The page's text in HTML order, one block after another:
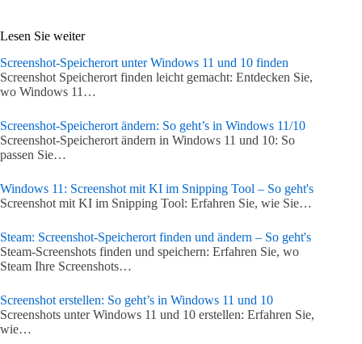
Lesen Sie weiter
Screenshot-Speicherort unter Windows 11 und 10 finden
Screenshot Speicherort finden leicht gemacht: Entdecken Sie,
wo Windows 11…
Screenshot-Speicherort ändern: So geht’s in Windows 11/10
Screenshot-Speicherort ändern in Windows 11 und 10: So
passen Sie…
Windows 11: Screenshot mit KI im Snipping Tool – So geht's
Screenshot mit KI im Snipping Tool: Erfahren Sie, wie Sie…
Steam: Screenshot-Speicherort finden und ändern – So geht's
Steam-Screenshots finden und speichern: Erfahren Sie, wo
Steam Ihre Screenshots…
Screenshot erstellen: So geht’s in Windows 11 und 10
Screenshots unter Windows 11 und 10 erstellen: Erfahren Sie,
wie…